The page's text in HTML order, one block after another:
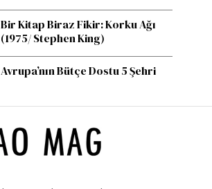
Bir Kitap Biraz Fikir: Korku Ağı
(1975/ Stephen King)
Avrupa’nın Bütçe Dostu 5 Şehri